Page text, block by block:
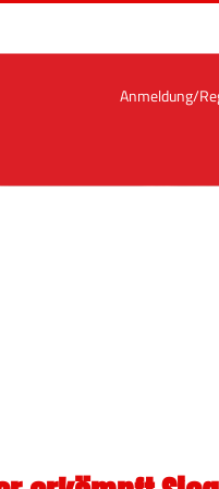
Anmeldung/